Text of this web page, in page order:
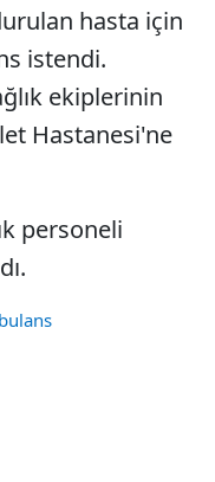
hasta için
istendi.
ekiplerinin
Hastanesi'ne
personeli